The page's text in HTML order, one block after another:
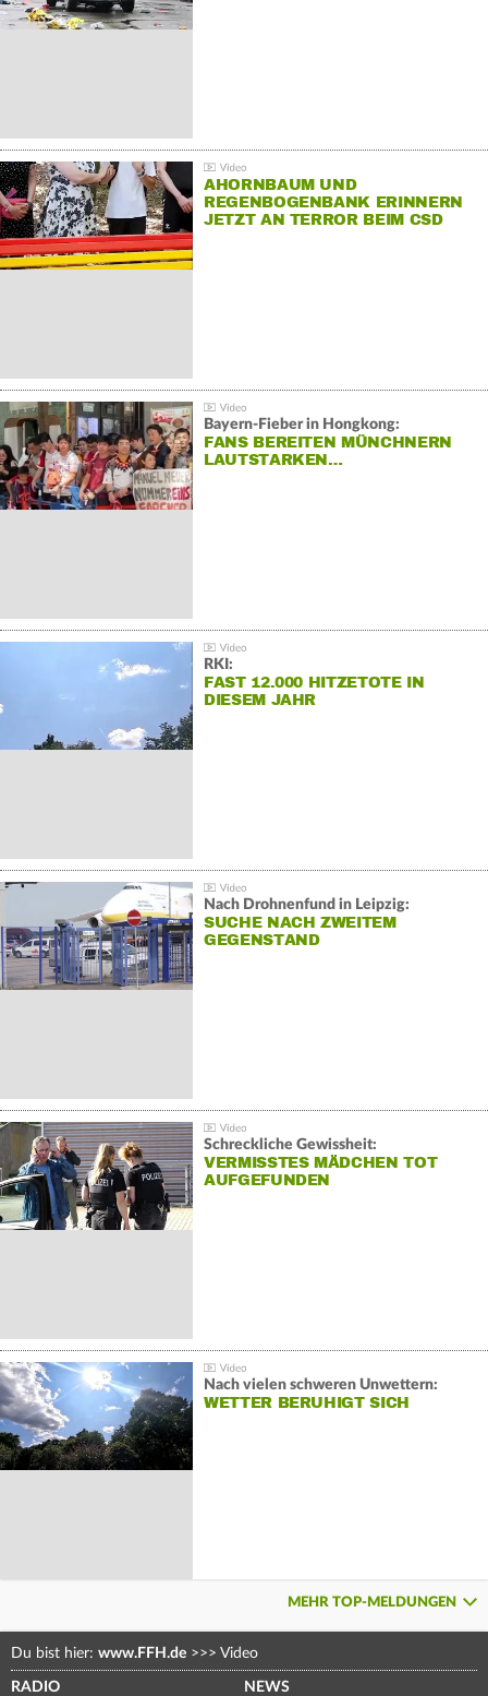
AHORNBAUM UND
REGENBOGENBANK ERINNERN
JETZT AN TERROR BEIM CSD
Bayern-Fieber in Hongkong:
FANS BEREITEN MÜNCHNERN
LAUTSTARKEN…
RKI:
FAST 12.000 HITZETOTE IN
DIESEM JAHR
Nach Drohnenfund in Leipzig:
SUCHE NACH ZWEITEM
GEGENSTAND
Schreckliche Gewissheit:
VERMISSTES MÄDCHEN TOT
AUFGEFUNDEN
Nach vielen schweren Unwettern:
WETTER BERUHIGT SICH
MEHR TOP-MELDUNGEN
Du bist hier: www.FFH.de >>> Video
RADIO NEWS